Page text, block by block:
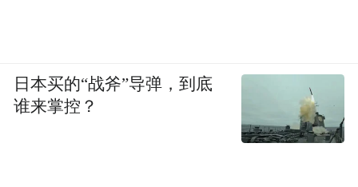
日本买的“战斧”导弹，到底
谁来掌控？